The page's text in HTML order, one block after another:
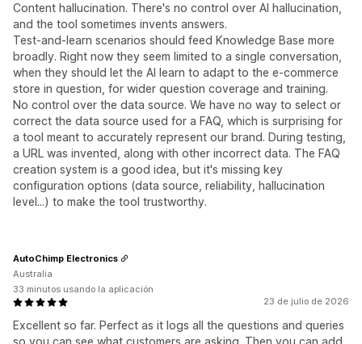
Content hallucination. There's no control over AI hallucination,
and the tool sometimes invents answers.
Test-and-learn scenarios should feed Knowledge Base more
broadly. Right now they seem limited to a single conversation,
when they should let the AI learn to adapt to the e-commerce
store in question, for wider question coverage and training.
No control over the data source. We have no way to select or
correct the data source used for a FAQ, which is surprising for
a tool meant to accurately represent our brand. During testing,
a URL was invented, along with other incorrect data. The FAQ
creation system is a good idea, but it's missing key
configuration options (data source, reliability, hallucination
level...) to make the tool trustworthy.
23 de julio de 2026
Excellent so far. Perfect as it logs all the questions and queries
AutoChimp Electronics
Australia
33 minutos usando la aplicación